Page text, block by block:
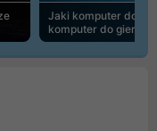
Jaki komputer do
komputer do gier |